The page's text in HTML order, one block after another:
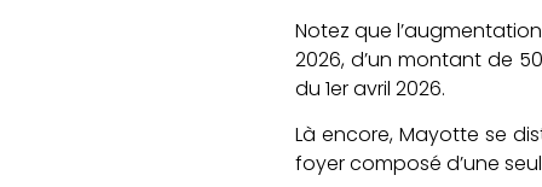
Notez que
2026, d’un montant de
du 1er avril 2026.
Là encore, Mayotte se
foyer composé d’une